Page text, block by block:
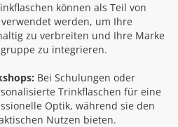
können als Teil von
werden, um Ihre
zu verbreiten und Ihre Marke
zu integrieren.
Bei Schulungen oder
Trinkflaschen für eine
Optik, während sie den
Nutzen bieten.